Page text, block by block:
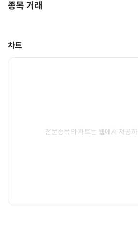
종목 거래
차트
전문종목의 차트는 웹에서 제공